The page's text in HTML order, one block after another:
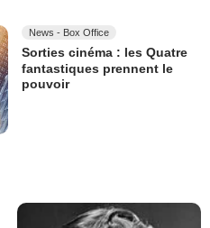
News - Box Office
Sorties cinéma : les Quatre
fantastiques prennent le
pouvoir